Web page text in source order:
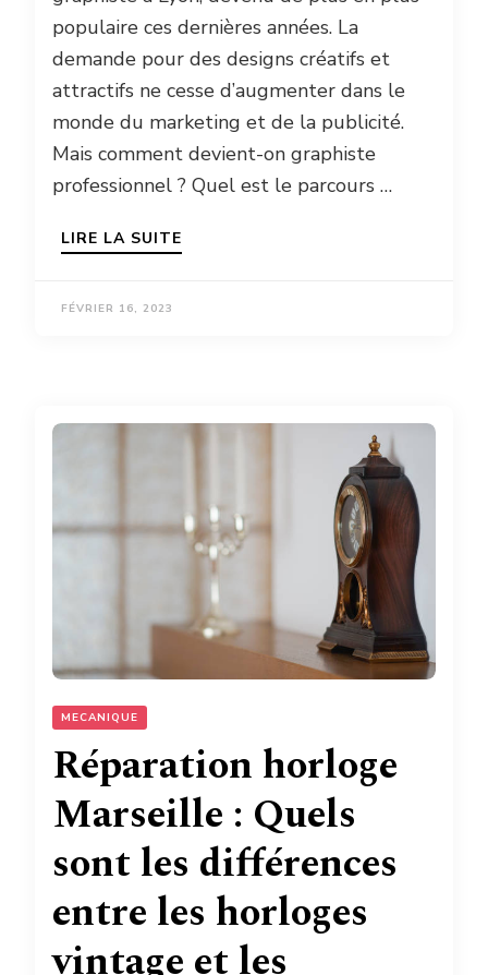
populaire ces dernières années. La
demande pour des designs créatifs et
attractifs ne cesse d’augmenter dans le
monde du marketing et de la publicité.
Mais comment devient-on graphiste
professionnel ? Quel est le parcours …
LIRE LA SUITE
FÉVRIER 16, 2023
MECANIQUE
Réparation horloge
Marseille : Quels
sont les différences
entre les horloges
vintage et les